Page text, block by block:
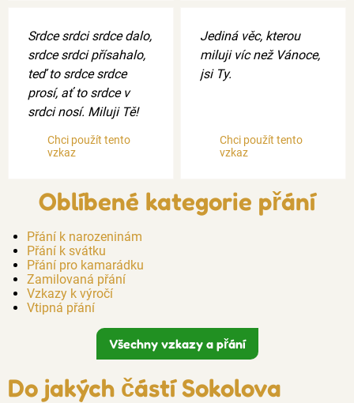
Srdce srdci srdce dalo,
srdce srdci přísahalo,
teď to srdce srdce
prosí, ať to srdce v
srdci nosí. Miluji Tě!
Chci použít tento
vzkaz
Jediná věc, kterou
miluji víc než Vánoce,
jsi Ty.
Chci použít tento
vzkaz
Oblíbené kategorie přání
Přání k narozeninám
Přání k svátku
Přání pro kamarádku
Zamilovaná přání
Vzkazy k výročí
Vtipná přání
Všechny vzkazy a přání
Do jakých částí Sokolova